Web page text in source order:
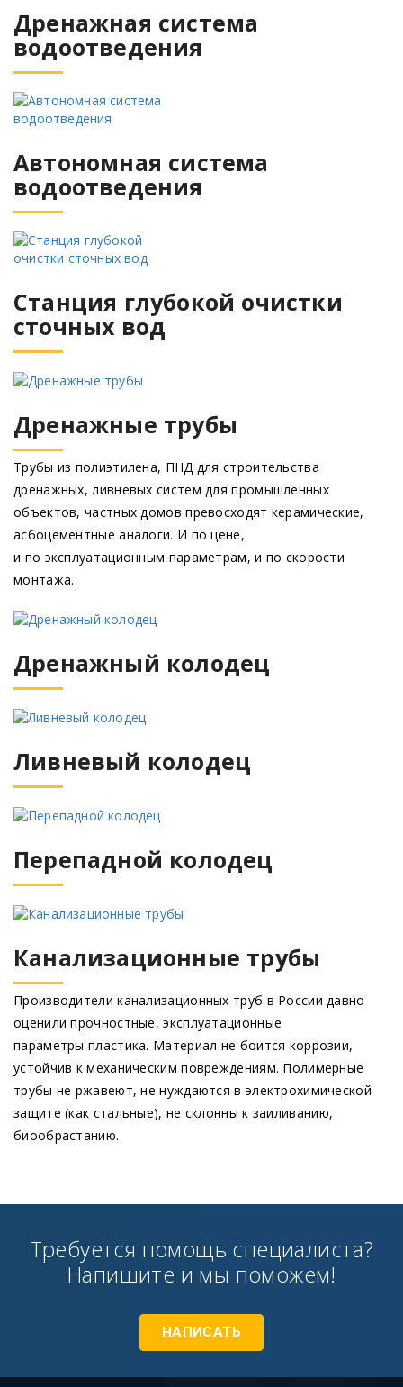
Дренажная система
водоотведения
Автономная система
водоотведения
Станция глубокой очистки
сточных вод
Дренажные трубы
Трубы из полиэтилена, ПНД для строительства
дренажных, ливневых систем для промышленных
объектов, частных домов превосходят керамические,
асбоцементные аналоги. И по цене,
и по эксплуатационным параметрам, и по скорости
монтажа.
Дренажный колодец
Ливневый колодец
Перепадной колодец
Канализационные трубы
Производители канализационных труб в России давно
оценили прочностные, эксплуатационные
параметры пластика. Материал не боится коррозии,
устойчив к механическим повреждениям. Полимерные
трубы не ржавеют, не нуждаются в электрохимической
защите (как стальные), не склонны к заиливанию,
биообрастанию.
Требуется помощь специалиста?
Напишите и мы поможем!
НАПИСАТЬ